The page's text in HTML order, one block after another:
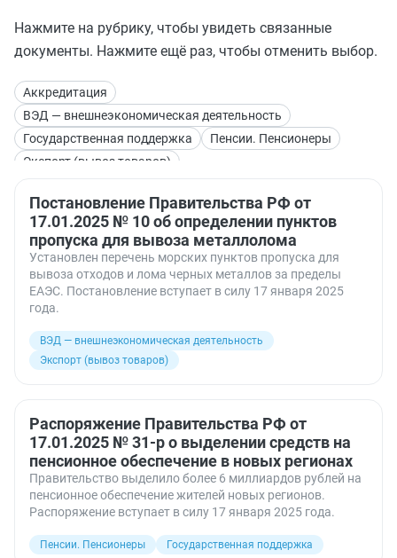
Нажмите на рубрику, чтобы увидеть связанные
документы. Нажмите ещё раз, чтобы отменить выбор.
Аккредитация
ВЭД — внешнеэкономическая деятельность
Государственная поддержка
Пенсии. Пенсионеры
Экспорт (вывоз товаров)
Постановление Правительства РФ от
17.01.2025 № 10 об определении пунктов
пропуска для вывоза металлолома
Установлен перечень морских пунктов пропуска для
вывоза отходов и лома черных металлов за пределы
ЕАЭС. Постановление вступает в силу 17 января 2025
года.
ВЭД — внешнеэкономическая деятельность
Экспорт (вывоз товаров)
Распоряжение Правительства РФ от
17.01.2025 № 31-р о выделении средств на
пенсионное обеспечение в новых регионах
Правительство выделило более 6 миллиардов рублей на
пенсионное обеспечение жителей новых регионов.
Распоряжение вступает в силу 17 января 2025 года.
Пенсии. Пенсионеры Государственная поддержка